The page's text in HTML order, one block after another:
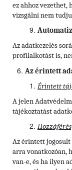
ez ahhoz vezethet,
vizsgálni nem
Az adatkezelés
profilalkotást is,
Az érintett
Érintett
A jelen
tájékoztatást
Az érintett jogosult
arra vonatkozóan,
van-e, és ha ilyen